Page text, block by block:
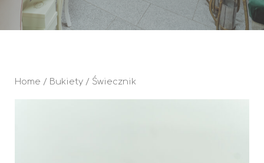
Home / Bukiety / Świecznik